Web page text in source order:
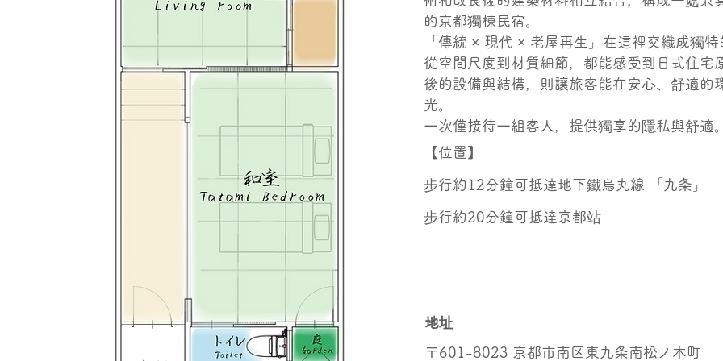
的京都獨棟民宿。
「傳統 × 現代 × 老屋再生」在這裡交織成獨
從空間尺度到材質細節，都能感受到日式住宅
後的設備與結構，則讓旅客能在安心、舒適的
光。
一次僅接待一組客人，提供獨享的隱私與舒適
【位置】
步行約12分鐘可抵達地下鐵烏丸線 「九条」
步行約20分鐘可抵達京都站
地址
〒601-8023 京都市南区東九条南松ノ木町